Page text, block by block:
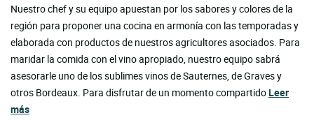
Nuestro chef y su equipo apuestan por los sabores y colores de la
región para proponer una cocina en armonía con las temporadas y
elaborada con productos de nuestros agricultores asociados. Para
maridar la comida con el vino apropiado, nuestro equipo sabrá
asesorarle uno de los sublimes vinos de Sauternes, de Graves y
otros Bordeaux. Para disfrutar de un momento compartidoLeer
más